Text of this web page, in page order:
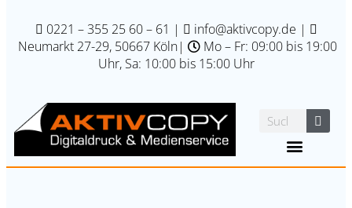
0221 – 355 25 60 – 61 | info@aktivcopy.de |
Neumarkt 27-29, 50667 Köln|
Mo – Fr: 09:00 bis 19:00
Uhr, Sa: 10:00 bis 15:00 Uhr